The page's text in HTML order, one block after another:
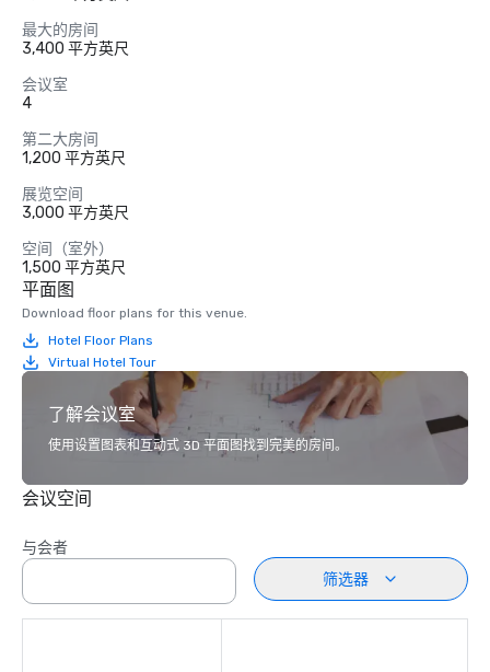
最大的房间
3,400 平方英尺
会议室
4
第二大房间
1,200 平方英尺
展览空间
3,000 平方英尺
空间（室外）
1,500 平方英尺
平面图
Download floor plans for this venue.
Hotel Floor Plans
Virtual Hotel Tour
了解会议室
使用设置图表和互动式 3D 平面图找到完美的房间。
会议空间
与会者
筛选器